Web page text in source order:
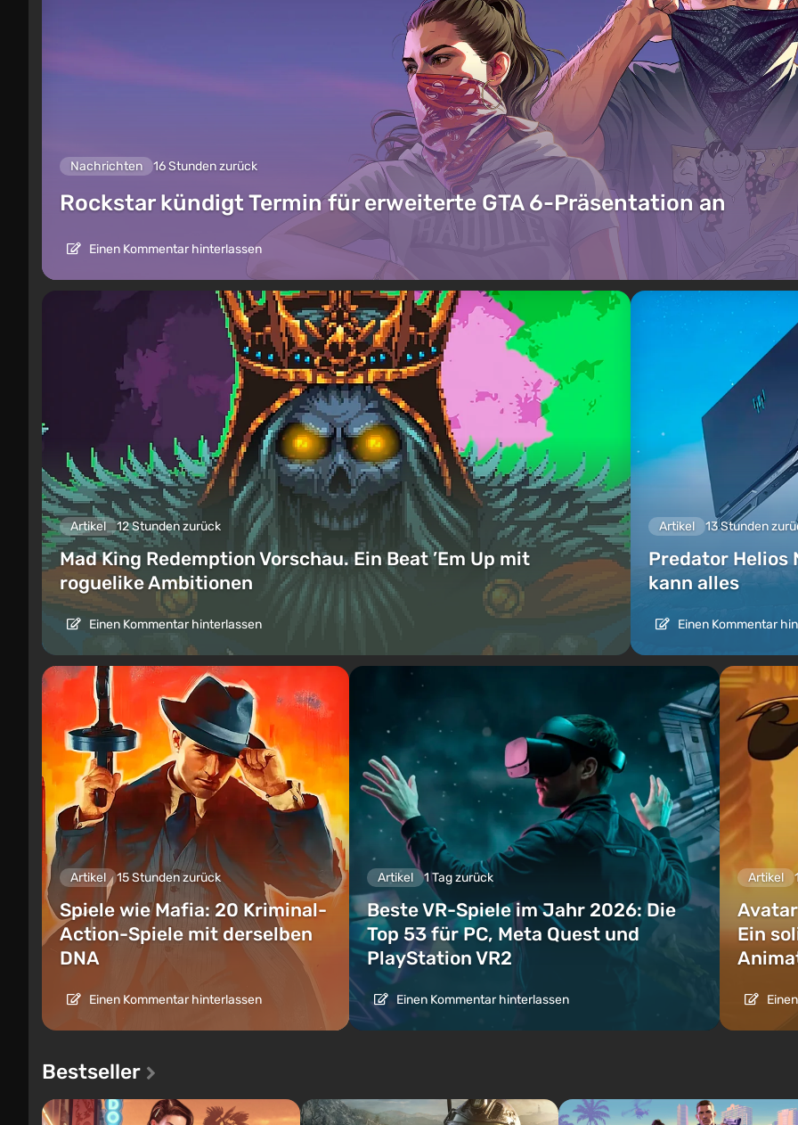
Nachrichten 16 Stunden zurück
Rockstar kündigt Termin für erweiterte GTA 6-Präsentation an
Einen Kommentar hinterlassen
Artikel 12 Stunden zurück
Mad King Redemption Vorschau. Ein Beat ’Em Up mit
roguelike Ambitionen
Einen Kommentar hinterlassen
Artikel 13 Stunden
Predator Helios
kann alles
Einen Kommentar
Artikel 15 Stunden zurück
Spiele wie Mafia: 20 Kriminal-
Action-Spiele mit derselben
DNA
Einen Kommentar hinterlassen
Artikel 1 Tag zurück
Beste VR-Spiele im Jahr 2026: Die
Top 53 für PC, Meta Quest und
PlayStation VR2
Einen Kommentar hinterlassen
Artikel
Ein
Bestseller